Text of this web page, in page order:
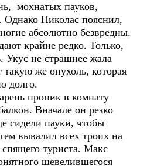
мохнатых пауков,
Однако Николас пояснил,
абсолютно безвредны.
крайне редко. Только,
Укус не страшнее жала
же опухоль, которая
долго.
проник в комнату
Вначале он резко
сидели пауки, чтобы
вывалил всех троих на
туриста. Макс
шевелившегося